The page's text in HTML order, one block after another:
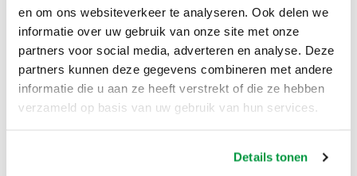
en om ons websiteverkeer te analyseren. Ook delen we
informatie over uw gebruik van onze site met onze
partners voor social media, adverteren en analyse. Deze
partners kunnen deze gegevens combineren met andere
informatie die u aan ze heeft verstrekt of die ze hebben
verzameld op basis van uw gebruik van hun services.
Details tonen
De opblaasbare feestpop vrouw 80 jaar past
(zonder lucht) in elke auto. Zelfs in een Smart is dit
geen probleem.
Zelf ophalen / bezorgen:
huren en tegen een meerprijs te laten bezorgen.